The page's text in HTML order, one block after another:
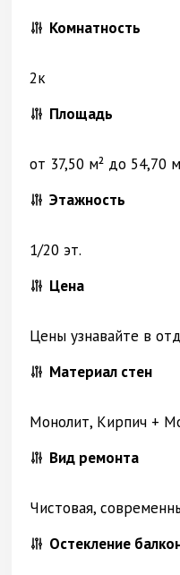
Комнатность
2к
Площадь
от 37,50 м² до 54,70
Этажность
1/20 эт.
Цена
Цены узнавайте в
Материал стен
Монолит, Кирпич +
Вид ремонта
Чистовая,
Остекление